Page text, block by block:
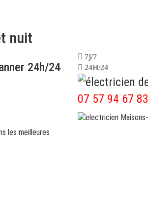
nuit
24h/24
les meilleures
7j/7
24H/24
‎07 57 94 67 83